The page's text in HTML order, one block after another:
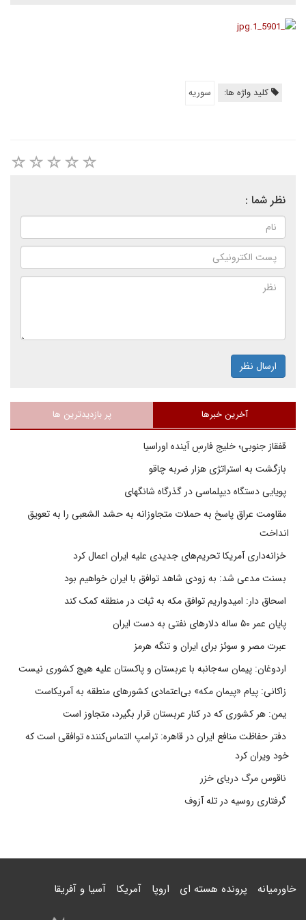
کلید واژه ها: سوريه
نظر شما :
ارسال نظر
آخرین خبرها پر بازدیدترین ها
قفقاز جنوبی؛ خلیج فارسِ آینده اوراسیا
بازگشت به استراتژی هزار ضربه چاقو
پویایی دستگاه دیپلماسی در گذرگاه شانگهای
مقاومت عراق پاسخ به حملات متجاوزانه به حشد الشعبی را به تعویق
انداخت
خزانه‌داری آمریکا تحریم‌های جدیدی علیه ایران اعمال کرد
بسنت مدعی شد: به زودی شاهد توافق با ایران خواهیم بود
اسحاق دار: امیدواریم توافق مکه به ثبات در منطقه کمک کند
پایان عمر ۵۰ ساله دلارهای نفتی به دست ایران
عبرت مصر و سوئز برای ایران و تنگه هرمز
اردوغان: پیمان سه‌جانبه با عربستان و پاکستان علیه هیچ کشوری نیست
زاکانی: پیام «پیمان مکه» بی‌اعتمادی کشورهای منطقه به آمریکاست
یمن: هر کشوری که در کنار عربستان قرار بگیرد، متجاوز است
دفتر حفاظت منافع ایران در قاهره: ترامپ التماس‌کننده توافقی است که
خود ویران کرد
ناقوس مرگ دریای خزر
گرفتاری روسیه در تله آزوف
خاورمیانه پرونده هسته ای اروپا آمریکا آسیا و آفریقا